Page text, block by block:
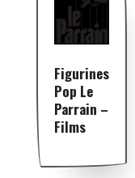
Figurines
Pop Le
Parrain –
Films